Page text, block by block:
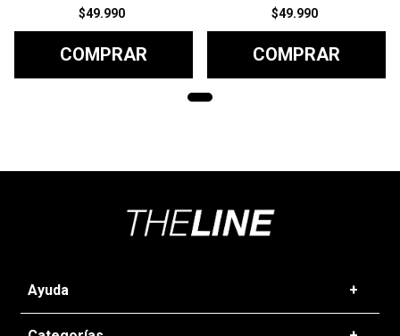
$49.990
COMPRAR
$49.990
COMPRAR
Ayuda +
Preguntas frecuentes